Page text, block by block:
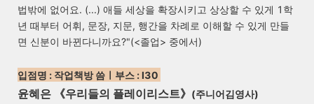
법밖에 없어요. (...) 애들 세상을 확장시키고 상상할 수 있게 1학
년 때부터 어휘, 문장, 지문, 행간을 차례로 이해할 수 있게 만들
면 신분이 바뀐다니까요?"(<졸업> 중에서)
입점명 : 작업책방 씀 ㅣ 부스 : I30
윤혜은 《우리들의 플레이리스트》 (주니어김영사)